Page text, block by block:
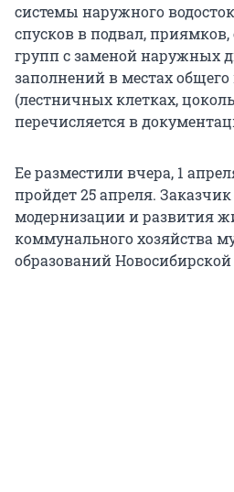
системы наружного
спусков в подвал,
групп с заменой наружных
заполнений в местах
(лестничных клетках,
перечисляется в
Ее разместили вчера, 1
пройдет 25 апреля.
модернизации и развития
коммунального хозяйства
образований Новосибирской